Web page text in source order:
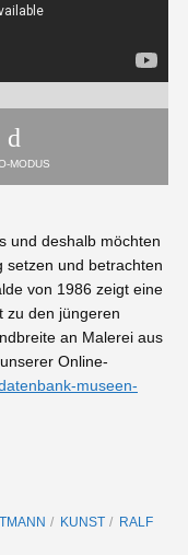
MODUS
und deshalb möchten
setzen und betrachten
von 1986 zeigt eine
zu den jüngeren
an Malerei aus
Online-
museen-
KUNST
RALF